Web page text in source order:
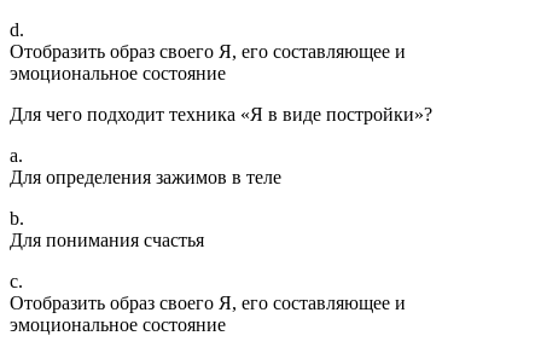
d.
Отобразить образ своего Я, его составляющее и
эмоциональное состояние
Для чего подходит техника «Я в виде постройки»?
a.
Для определения зажимов в теле
b.
Для понимания счастья
c.
Отобразить образ своего Я, его составляющее и
эмоциональное состояние